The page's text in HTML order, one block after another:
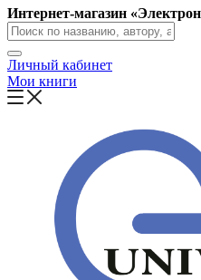
Интернет-магазин
Личный кабинет
Мои книги